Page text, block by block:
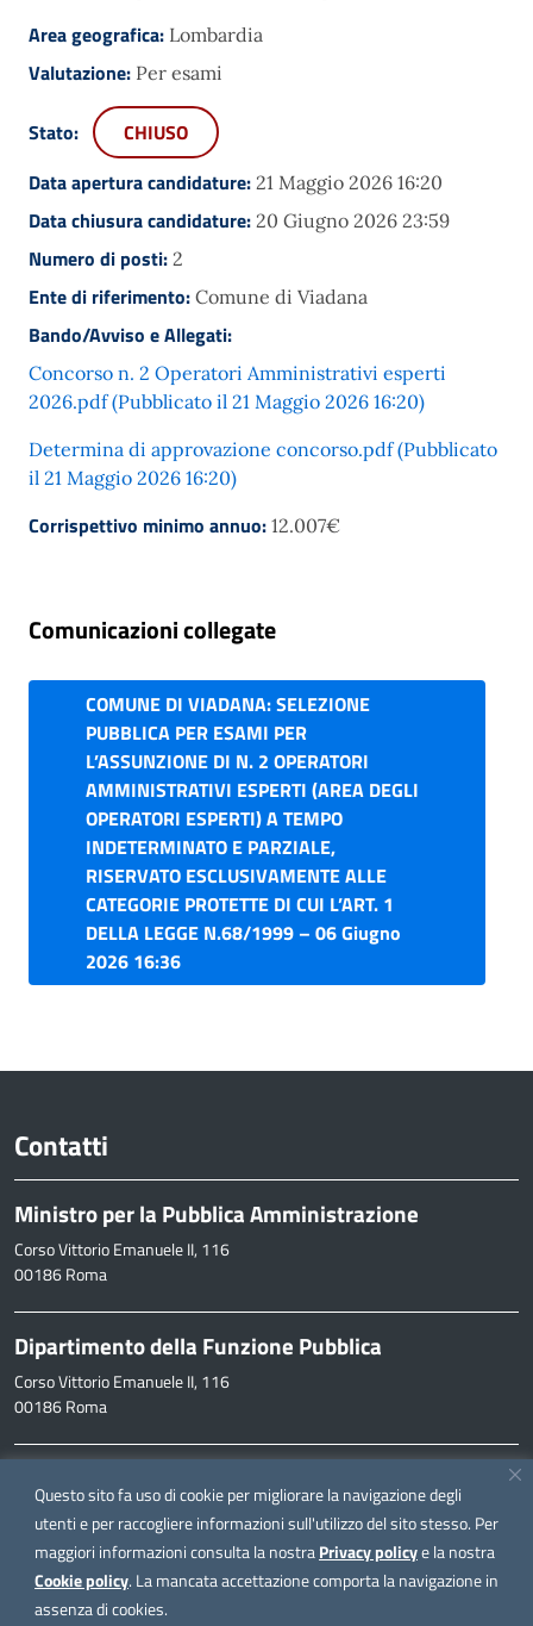
Questo sito fa uso di cookie per migliorare la navigazione degli
utenti e per raccogliere informazioni sull'utilizzo del sito stesso. Per
maggiori informazioni consulta la nostraPrivacy policye la nostra
Cookie policy. La mancata accettazione comporta la navigazione in
assenza di cookies.
Area geografica: Lombardia
Valutazione: Per esami
Stato:
CHIUSO
Data apertura candidature: 21 Maggio 2026 16:20
Data chiusura candidature: 20 Giugno 2026 23:59
Numero di posti: 2
Ente di riferimento: Comune di Viadana
Bando/Avviso e Allegati:
Concorso n. 2 Operatori Amministrativi esperti
2026.pdf (Pubblicato il 21 Maggio 2026 16:20)
Determina di approvazione concorso.pdf (Pubblicato
il 21 Maggio 2026 16:20)
Corrispettivo minimo annuo: 12.007€
Comunicazioni collegate
COMUNE DI VIADANA: SELEZIONE
PUBBLICA PER ESAMI PER
L’ASSUNZIONE DI N. 2 OPERATORI
AMMINISTRATIVI ESPERTI (AREA DEGLI
OPERATORI ESPERTI) A TEMPO
INDETERMINATO E PARZIALE,
RISERVATO ESCLUSIVAMENTE ALLE
CATEGORIE PROTETTE DI CUI L’ART. 1
DELLA LEGGE N.68/1999 – 06 Giugno
2026 16:36
Contatti
Ministro per la Pubblica Amministrazione
Corso Vittorio Emanuele II, 116
00186 Roma
Dipartimento della Funzione Pubblica
Corso Vittorio Emanuele II, 116
00186 Roma
inpa@funzionepubblica.it
FAQ
FAQ – Domande e risposte